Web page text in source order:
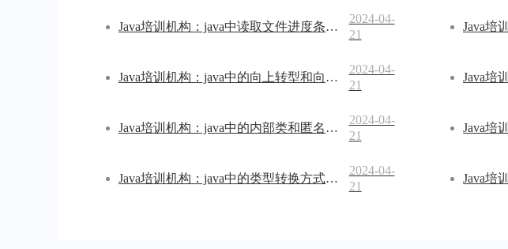
Java培训机构：java中读取文件进度条怎样实现
2024-04-
21
Java培训机构：java中的向上转型和向下转型是什么
2024-04-
21
Java培训机构：java中的内部类和匿名内部类有什么区别
2024-04-
21
Java培训机构：java中的类型转换方式有哪几种
2024-04-
21